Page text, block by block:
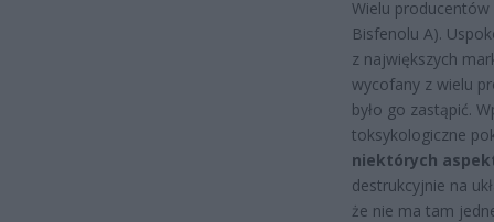
Wielu producentów
Bisfenolu A).
z największych
wycofany z wielu
było go zastąpić.
toksykologiczne
niektórych
destrukcyjnie na
że nie ma tam